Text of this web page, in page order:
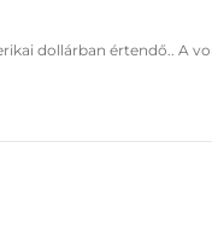
dollárban értendő.. A